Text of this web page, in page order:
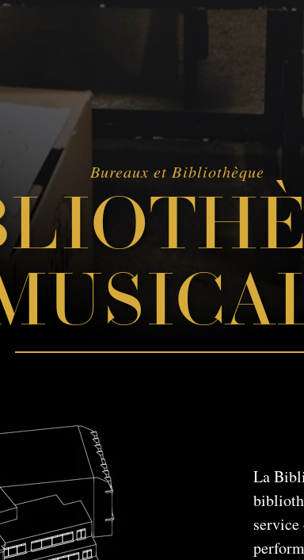
Bureaux et Bibliothèque
La
service